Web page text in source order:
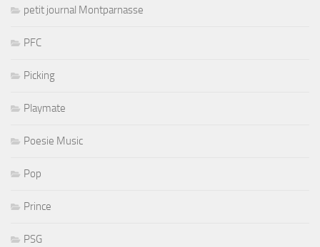
petit journal Montparnasse
PFC
Picking
Playmate
Poesie Music
Pop
Prince
PSG